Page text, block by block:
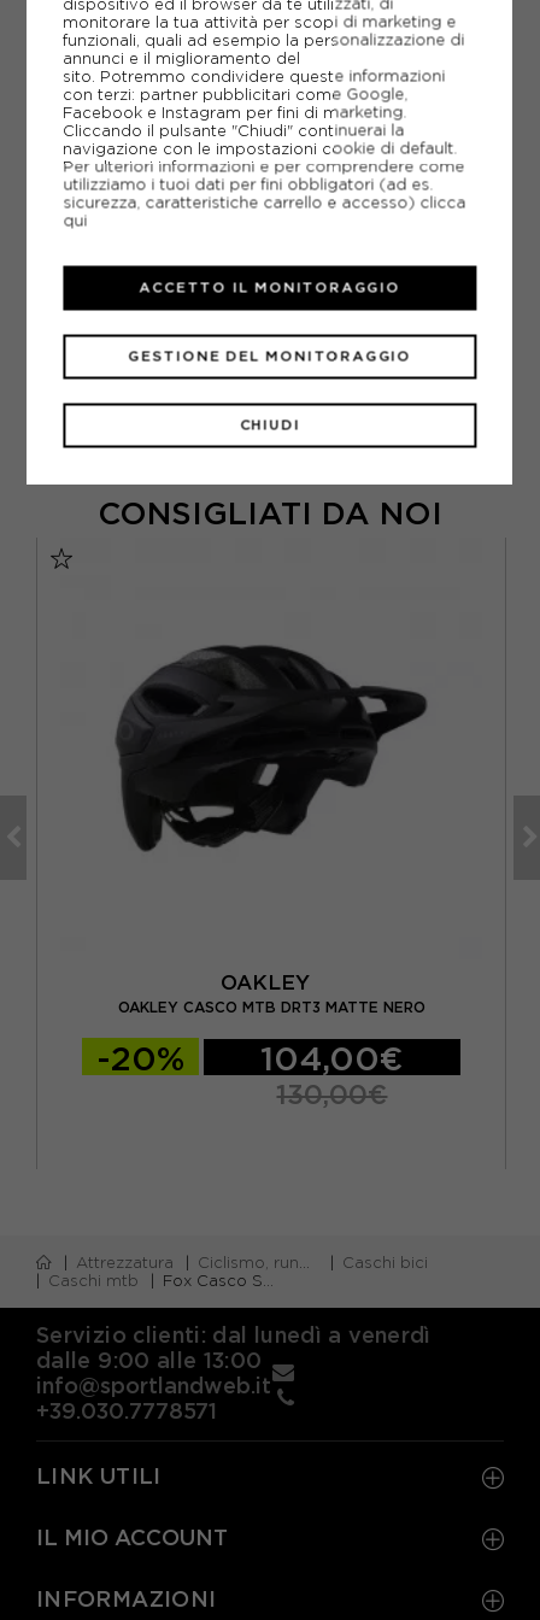
AGGIUNGI ALLA LISTA DEI DESIDERI
POTREBBERO INTERESSARTI ANCHE
CASCHI MTB FOX
CASCHI MTB
ARTICOLI SPORTIVI FOX
METODI DI PAGAMENTO
SCHEDA TECNICA
GUIDA ALLE TAGLIE
CONSIGLIATI DA NOI
OAKLEY
OAKLEY CASCO MTB DRT3 MATTE NERO
-20% 104,00€
130,00€
Attrezzatura Ciclismo, running e piscina
Caschi bici
Caschi mtb
Fox Casco Speedframe 5050 Cream
Servizio clienti: dal lunedì a venerdì
dalle 9:00 alle 13:00
info@sportlandweb.it
+39.030.7778571
LINK UTILI
IL MIO ACCOUNT
INFORMAZIONI
dispositivo ed il browser da te utilizzati, di
monitorare la tua attività per scopi di marketing e
funzionali, quali ad esempio la personalizzazione di
annunci e il miglioramento del
sito. Potremmo condividere queste informazioni
con terzi: partner pubblicitari come Google,
Facebook e Instagram per fini di marketing.
Cliccando il pulsante "Chiudi" continuerai la
navigazione con le impostazioni cookie di default.
Per ulteriori informazioni e per comprendere come
utilizziamo i tuoi dati per fini obbligatori (ad es.
sicurezza, caratteristiche carrello e accesso) clicca
qui
CHIUDI
GESTIONE DEL MONITORAGGIO
ACCETTO IL MONITORAGGIO